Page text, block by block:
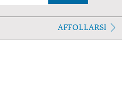
AFFOLLARSI